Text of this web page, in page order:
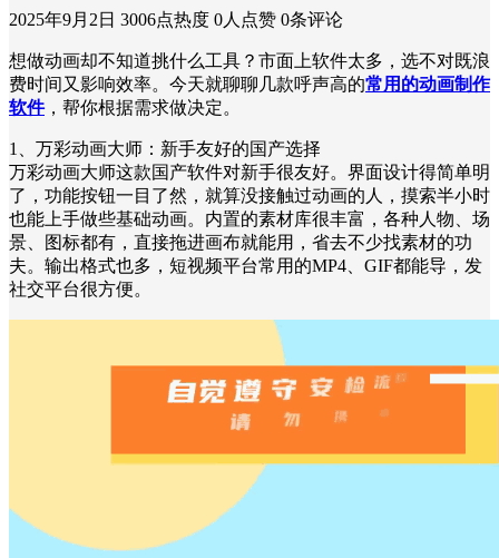
2025年9月2日 3006点热度 0人点赞 0条评论
想做动画却不知道挑什么工具？市面上软件太多，选不对既浪
费时间又影响效率。今天就聊聊几款呼声高的常用的动画制作
软件，帮你根据需求做决定。
1、万彩动画大师：新手友好的国产选择
万彩动画大师这款国产软件对新手很友好。界面设计得简单明
了，功能按钮一目了然，就算没接触过动画的人，摸索半小时
也能上手做些基础动画。内置的素材库很丰富，各种人物、场
景、图标都有，直接拖进画布就能用，省去不少找素材的功
夫。输出格式也多，短视频平台常用的MP4、GIF都能导，发
社交平台很方便。